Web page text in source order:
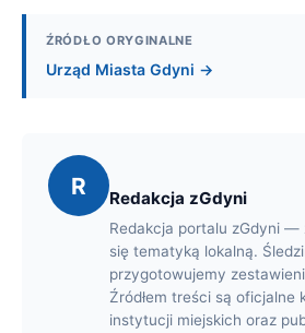
ŹRÓDŁO ORYGINALNE
Urząd Miasta Gdyni →
R Redakcja zGdyni
Redakcja portalu zGdyni —
się tematyką lokalną.
przygotowujemy
Źródłem treści są oficjalne
instytucji miejskich oraz